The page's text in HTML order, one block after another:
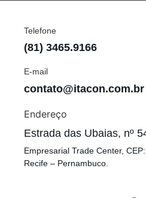
Telefone
(81) 3465.9166
E-mail
contato@itacon.com.br
Endereço
Estrada das Ubaias, nº
Empresarial Trade Center,
Recife – Pernambuco.